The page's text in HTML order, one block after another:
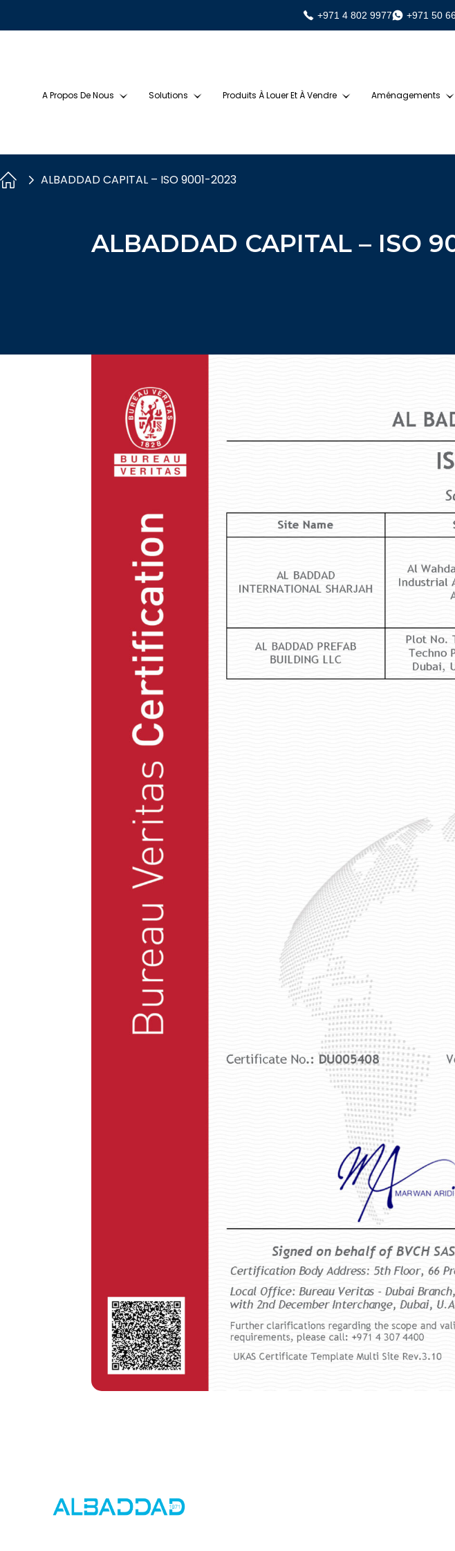
+971 4 802 9977 +971 50
A Propos De Nous Solutions Produits À Louer Et À Vendre Aménagements
ALBADDAD CAPITAL – ISO 9001-2023
ALBADDAD CAPITAL – ISO